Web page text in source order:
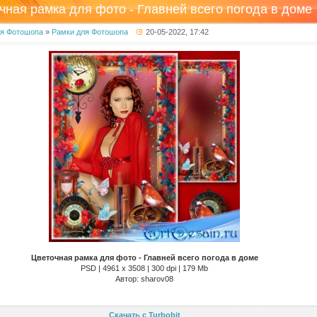
рамка для фото - Главней всего погода в доме
Фотошопа » Рамки для Фотошопа 20-05-2022, 17:42
Цветочная рамка для фото - Главней всего погода в доме
PSD | 4961 х 3508 | 300 dpi | 179 Mb
Автор: sharov08
Скачать с Turbobit